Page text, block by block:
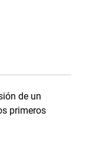
de un
primeros